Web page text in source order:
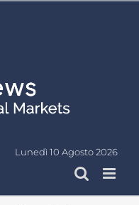
Lunedì 10 Agosto 2026